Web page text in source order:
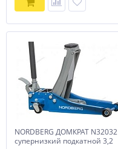
NORDBERG ДОМКРАТ N32032
супернизкий подкатной 3,2